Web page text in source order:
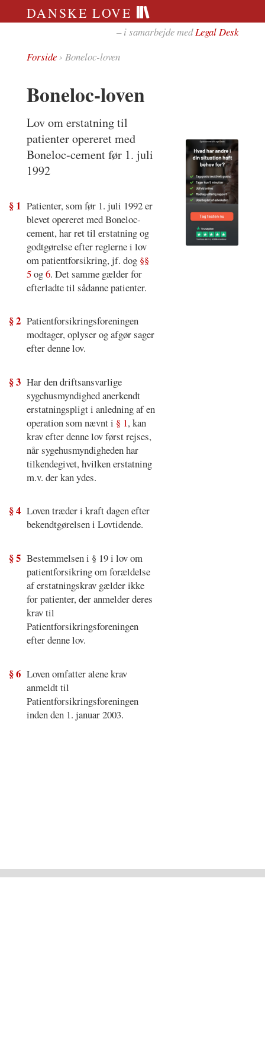
DANSKE LOVE
– i samarbejde medLegal Desk
Forside› Boneloc-loven
Boneloc-loven
Lov om erstatning til
patienter opereret med
Boneloc-cement før 1. juli
1992
§ 1 Patienter, som før 1. juli 1992 er
blevet opereret med Boneloc-
cement, har ret til erstatning og
godtgørelse efter reglerne i lov
om patientforsikring, jf. dog §§
5og6. Det samme gælder for
efterladte til sådanne patienter.
§ 2 Patientforsikringsforeningen
modtager, oplyser og afgør sager
efter denne lov.
§ 3 Har den driftsansvarlige
sygehusmyndighed anerkendt
erstatningspligt i anledning af en
operation som nævnt i § 1, kan
krav efter denne lov først rejses,
når sygehusmyndigheden har
tilkendegivet, hvilken erstatning
m.v. der kan ydes.
§ 4 Loven træder i kraft dagen efter
bekendtgørelsen i Lovtidende.
§ 5 Bestemmelsen i § 19 i lov om
patientforsikring om forældelse
af erstatningskrav gælder ikke
for patienter, der anmelder deres
krav til
Patientforsikringsforeningen
efter denne lov.
§ 6 Loven omfatter alene krav
anmeldt til
Patientforsikringsforeningen
inden den 1. januar 2003.